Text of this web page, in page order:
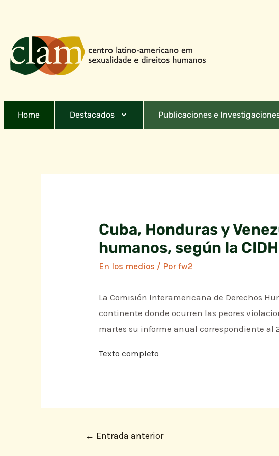
Home Destacados Publicaciones e
Cuba, Honduras y
humanos, según la CIDH
En los medios / Porfw2
La Comisión Interamericana de Derechos
continente donde ocurren las peores
martes su informe anual correspondiente al
Texto completo
← Entrada anterior